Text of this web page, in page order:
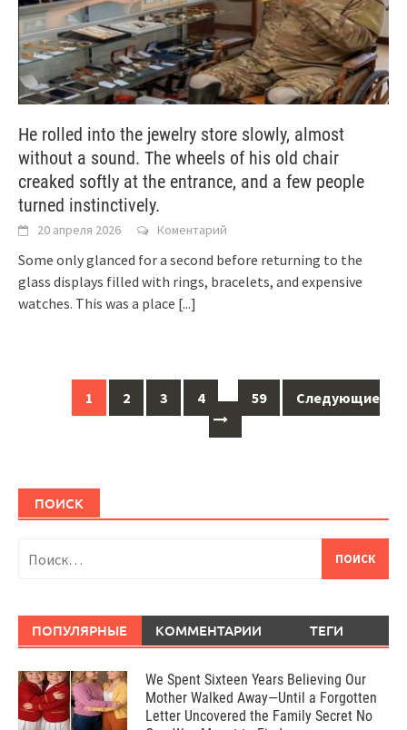
He rolled into the jewelry store slowly, almost
without a sound. The wheels of his old chair
creaked softly at the entrance, and a few people
turned instinctively.
20 апреля 2026 Коментарий
Some only glanced for a second before returning to the
glass displays filled with rings, bracelets, and expensive
watches. This was a place [...]
Навигация
1 2 3 4 … 59 Следующие
ПОИСК
ПОПУЛЯРНЫЕ КОММЕНТАРИИ ТЕГИ
We Spent Sixteen Years Believing Our
Mother Walked Away—Until a Forgotten
Letter Uncovered the Family Secret No